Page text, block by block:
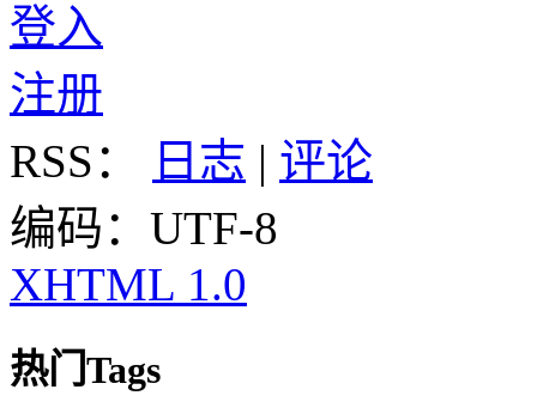
登入
注册
RSS：
日志 | 评论
编码：UTF-8
XHTML 1.0
热门Tags